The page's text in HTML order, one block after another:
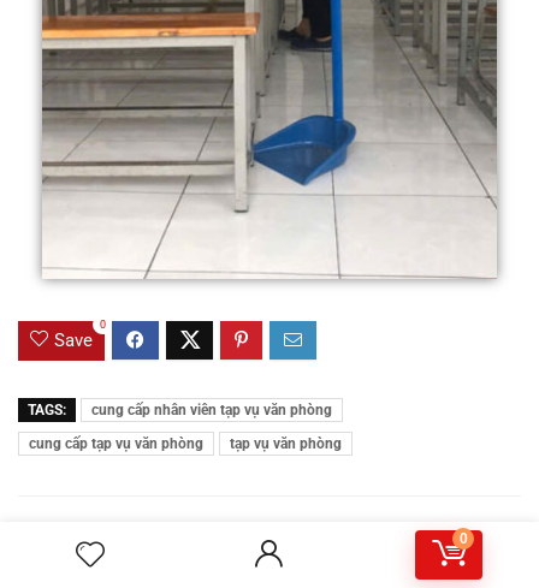
0
Save
0
TAGS:
cung cấp nhân viên tạp vụ văn phòng
cung cấp tạp vụ văn phòng
tạp vụ văn phòng
Related Articles